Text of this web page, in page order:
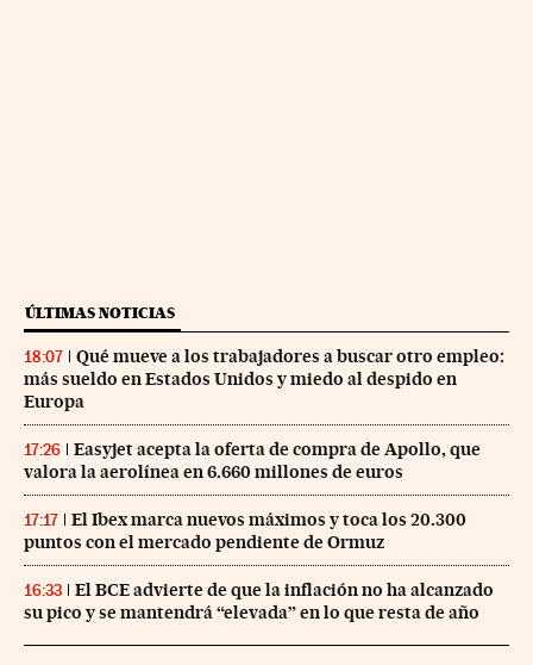
ÚLTIMAS NOTICIAS
18:07
Qué mueve a los trabajadores a buscar otro empleo:
más sueldo en Estados Unidos y miedo al despido en
Europa
17:26
Easyjet acepta la oferta de compra de Apollo, que
valora la aerolínea en 6.660 millones de euros
17:17
El Ibex marca nuevos máximos y toca los 20.300
puntos con el mercado pendiente de Ormuz
16:33
El BCE advierte de que la inflación no ha alcanzado
su pico y se mantendrá “elevada” en lo que resta de año